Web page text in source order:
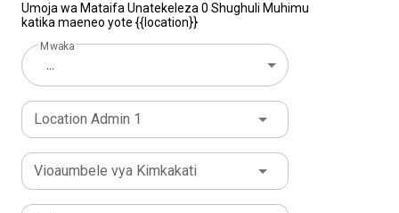
Umoja wa Mataifa Unatekeleza 0 Shughuli Muhimu
katika maeneo yote {{location}}
Mwaka
...
Location Admin 1
Vioaumbele vya Kimkakati